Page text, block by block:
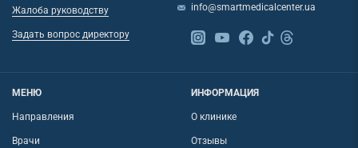
Жалоба руководству
Задать вопрос директору
info@smartmedicalcenter.ua
МЕНЮ
Направления
Врачи
ИНФОРМАЦИЯ
О клинике
Отзывы